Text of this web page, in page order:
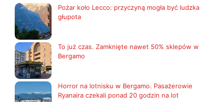
Pożar koło Lecco: przyczyną mogła być ludzka
głupota
To już czas. Zamknięte nawet 50% sklepów w
Bergamo
Horror na lotnisku w Bergamo. Pasażerowie
Ryanaira czekali ponad 20 godzin na lot